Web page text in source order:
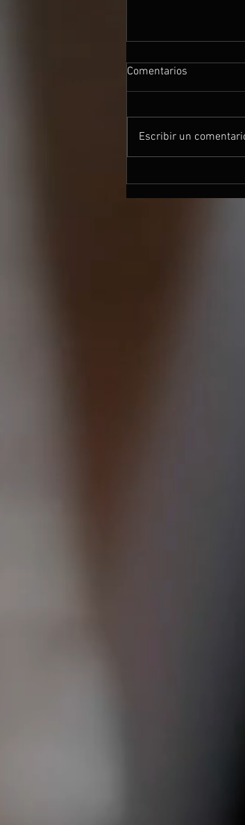
LIVING DIVAS
Comentarios
Escribir un